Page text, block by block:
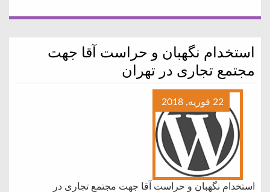
استخدام نگهبان و حراست آقا جهت
مجتمع تجاری در تهران
22 فوریه, 2018
استخدام نگهبان و حراست آقا جهت مجتمع تجاری در